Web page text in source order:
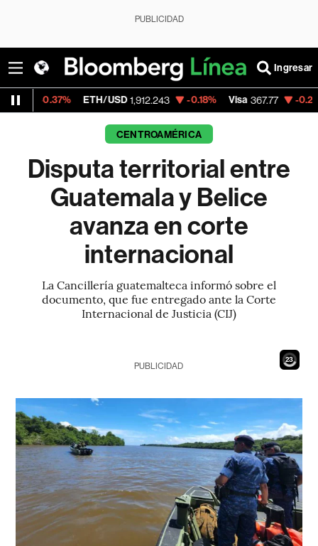
PUBLICIDAD
Ingresar
ETH/USD 1,912.243 -0.18% Visa 367.77 -0.21%
CENTROAMÉRICA
Disputa territorial entre
Guatemala y Belice
avanza en corte
internacional
La Cancillería guatemalteca informó sobre el
documento, que fue entregado ante la Corte
Internacional de Justicia (CIJ)
21
PUBLICIDAD